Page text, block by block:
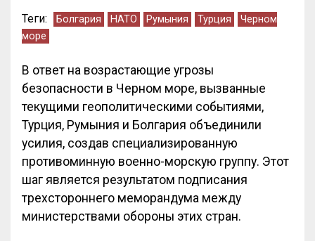
Теги: Болгария НАТО Румыния Турция
Черном
море
В ответ на возрастающие угрозы
безопасности в Черном море, вызванные
текущими геополитическими событиями,
Турция, Румыния и Болгария объединили
усилия, создав специализированную
противоминную военно-морскую группу. Этот
шаг является результатом подписания
трехстороннего меморандума между
министерствами обороны этих стран.